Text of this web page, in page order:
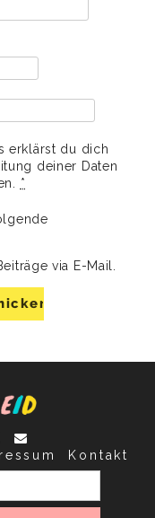
erklärst du dich
deiner Daten
*
via E-Mail.
Kontakt